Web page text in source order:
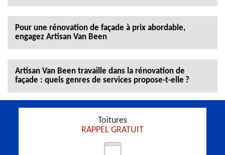
Pour une rénovation de façade à prix abordable,
engagez Artisan Van Been
Artisan Van Been travaille dans la rénovation de
façade : quels genres de services propose-t-elle ?
Toitures
RAPPEL GRATUIT